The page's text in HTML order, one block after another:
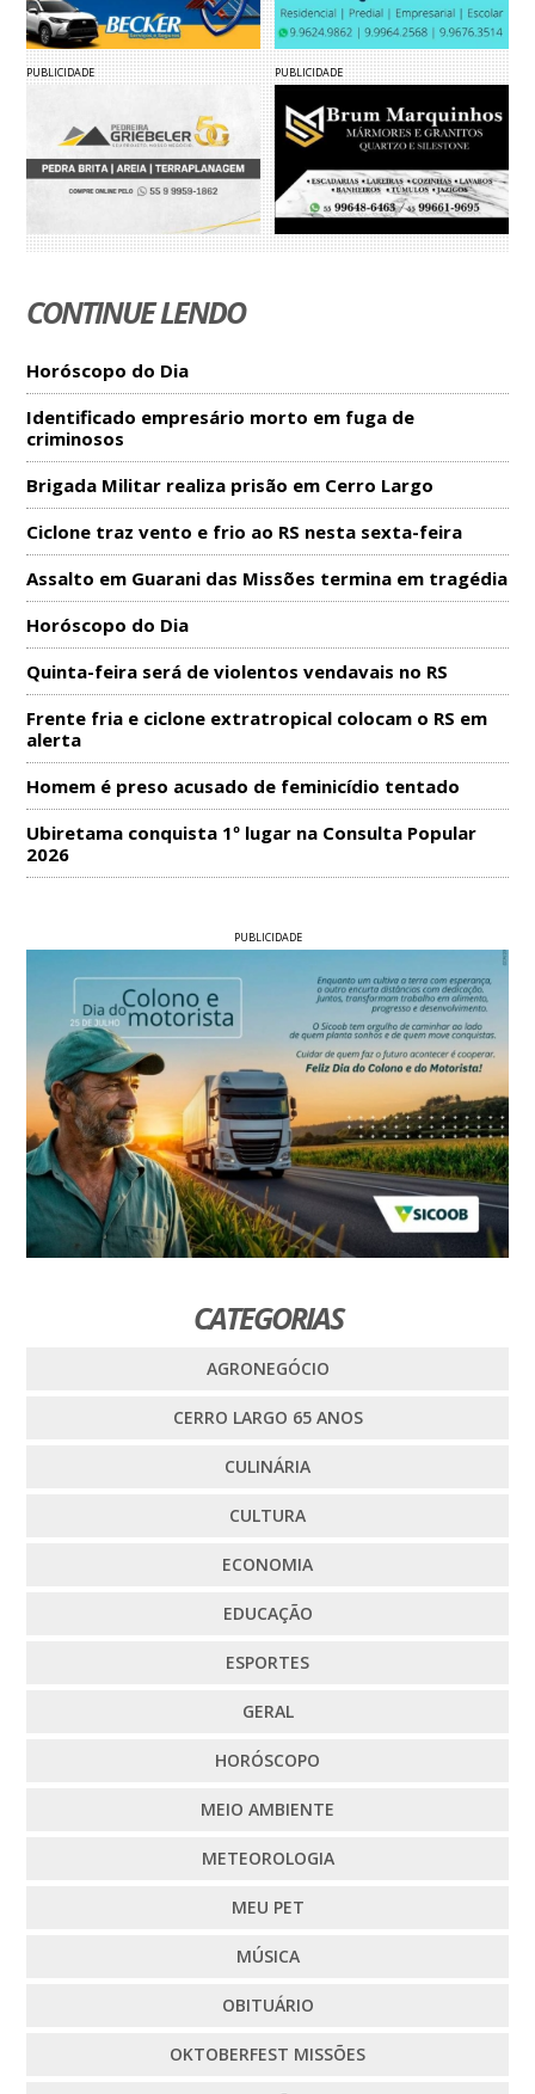
PUBLICIDADE PUBLICIDADE
CONTINUE LENDO
Horóscopo do Dia
Identificado empresário morto em fuga de
criminosos
Brigada Militar realiza prisão em Cerro Largo
Ciclone traz vento e frio ao RS nesta sexta-feira
Assalto em Guarani das Missões termina em tragédia
Horóscopo do Dia
Quinta-feira será de violentos vendavais no RS
Frente fria e ciclone extratropical colocam o RS em
alerta
Homem é preso acusado de feminicídio tentado
Ubiretama conquista 1º lugar na Consulta Popular
2026
PUBLICIDADE
CATEGORIAS
AGRONEGÓCIO
CERRO LARGO 65 ANOS
CULINÁRIA
CULTURA
ECONOMIA
EDUCAÇÃO
ESPORTES
GERAL
HORÓSCOPO
MEIO AMBIENTE
METEOROLOGIA
MEU PET
MÚSICA
OBITUÁRIO
OKTOBERFEST MISSÕES